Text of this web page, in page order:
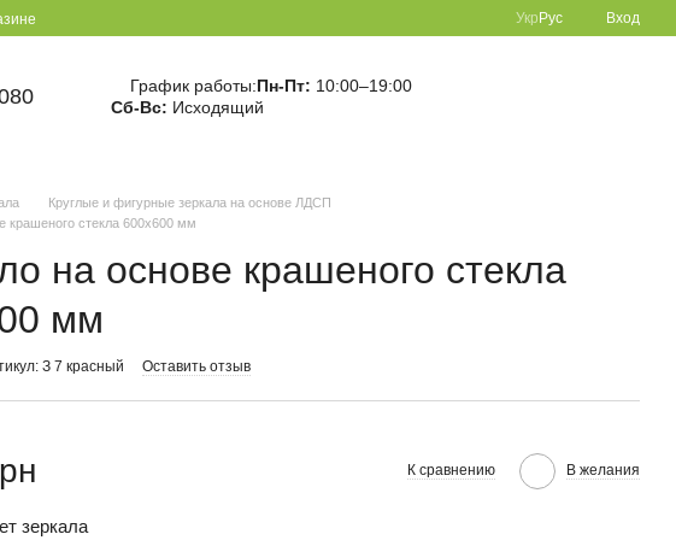
Укр Рус Вход
График работы:Пн-Пт: 10:00–19:00
Сб-Вс: Исходящий
Круглые и фигурные зеркала на основе ЛДСП
крашеного стекла 600х600 мм
на основе крашеного стекла
мм
З 7 красный Оставить отзыв
К сравнению В желания
зеркала